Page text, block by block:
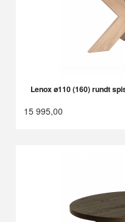
Lenox ø110 (160) rundt
15 995,00